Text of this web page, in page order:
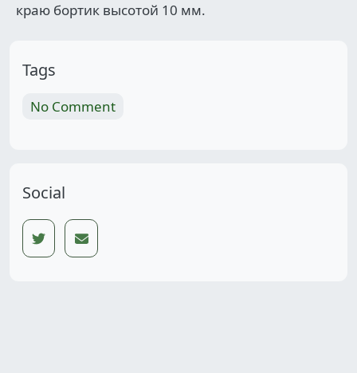
краю бортик высотой 10 мм.
Tags
No Comment
Social